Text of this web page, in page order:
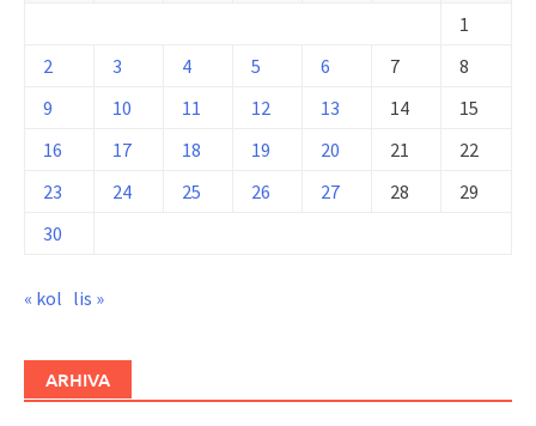
1
2
3 4 5 6 7
8
9
10 11 12 13 14
15
16
17 18 19 20 21
22
23
24 25 26 27 28
29
30
« kol lis »
ARHIVA